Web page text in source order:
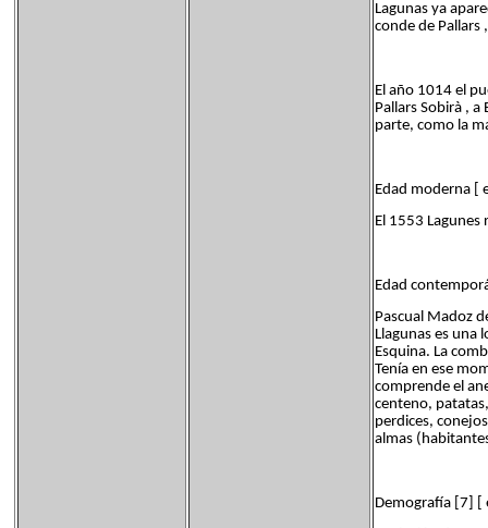
Lagunas ya
conde de Pallars
El año 1014 el
Pallars Sobirà ,
parte, como la
Edad moderna [
El 1553
Edad
Pascual Madoz
Llagunas es una
Esquina. La
Tenía en ese
comprende el
centeno,
perdices,
almas
Demografía [7] [